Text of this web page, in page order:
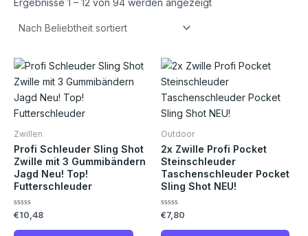
Zwillen
Profi Schleuder Sling Shot
Zwille mit 3 Gummibändern
Jagd Neu! Top!
Futterschleuder
Bewertet
0
€10,48
Outdoor
2x Zwille Profi Pocket
Steinschleuder
Taschenschleuder Pocket
Sling Shot NEU!
Bewertet
mit
0
€7,80